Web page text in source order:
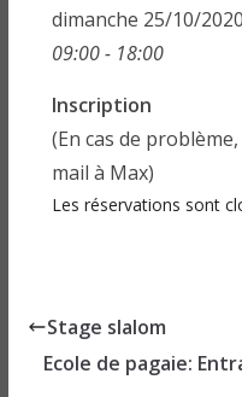
dimanche 25/10/2020
09:00 - 18:00
Inscription
(En cas de
mail à Max)
Les réservations sont
Stage slalom
Ecole de pagaie: